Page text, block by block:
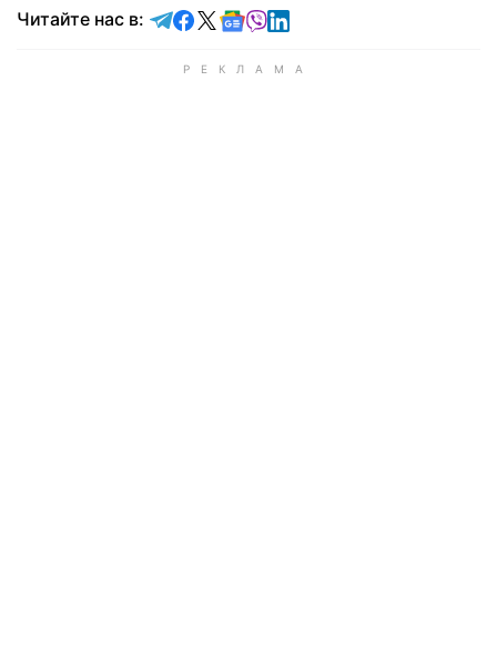
Читайте нас в: Читайте в Telegram
Читайте в Facebook
Читайте в X
Читайте в Google news
Читайте в Viber
Читайте в LinkedIn